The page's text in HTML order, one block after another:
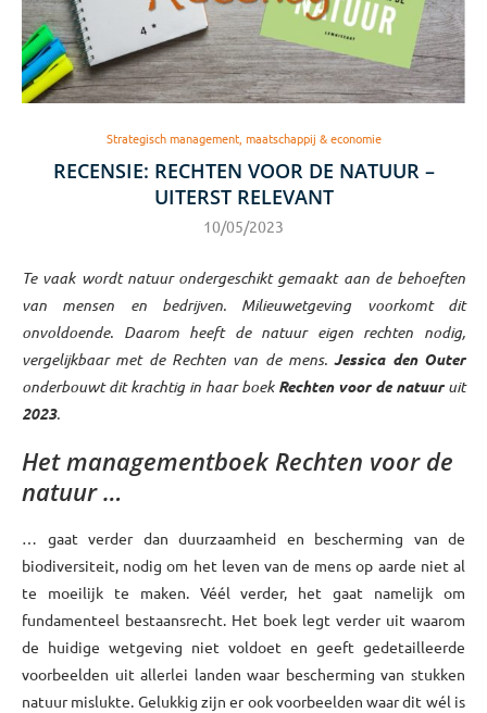
Strategisch management, maatschappij & economie
RECENSIE: RECHTEN VOOR DE NATUUR –
UITERST RELEVANT
10/05/2023
Te vaak wordt natuur ondergeschikt gemaakt aan de behoeften
van mensen en bedrijven. Milieuwetgeving voorkomt dit
onvoldoende. Daarom heeft de natuur eigen rechten nodig,
vergelijkbaar met de Rechten van de mens.Jessica den Outer
onderbouwt dit krachtig in haar boek Rechten voor de natuuruit
2023.
Het managementboek Rechten voor de
natuur …
… gaat verder dan duurzaamheid en bescherming van de
biodiversiteit, nodig om het leven van de mens op aarde niet al
te moeilijk te maken. Véél verder, het gaat namelijk om
fundamenteel bestaansrecht. Het boek legt verder uit waarom
de huidige wetgeving niet voldoet en geeft gedetailleerde
voorbeelden uit allerlei landen waar bescherming van stukken
natuur mislukte. Gelukkig zijn er ook voorbeelden waar dit wél is